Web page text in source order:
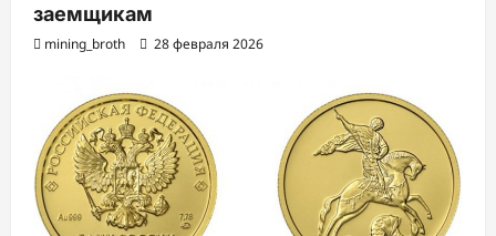
заемщикам
mining_broth 28 февраля 2026